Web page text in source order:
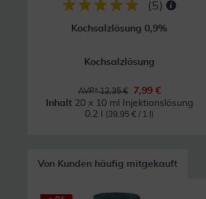
(5)
Kochsalzlösung 0,9%
Kochsalzlösung
AVP* 12,35 €
7,99 €
Inhalt 20 x 10 ml Injektionslösung
0.2 l
(39,95 € / 1 l)
Von Kunden häufig mitgekauft